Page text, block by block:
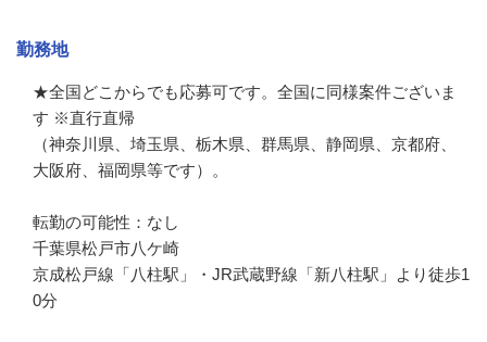
勤務地
★全国どこからでも応募可です。全国に同様案件ございま
す ※直行直帰
（神奈川県、埼玉県、栃木県、群馬県、静岡県、京都府、
大阪府、福岡県等です）。
転勤の可能性：なし
千葉県松戸市八ケ崎
京成松戸線「八柱駅」・JR武蔵野線「新八柱駅」より徒歩1
0分